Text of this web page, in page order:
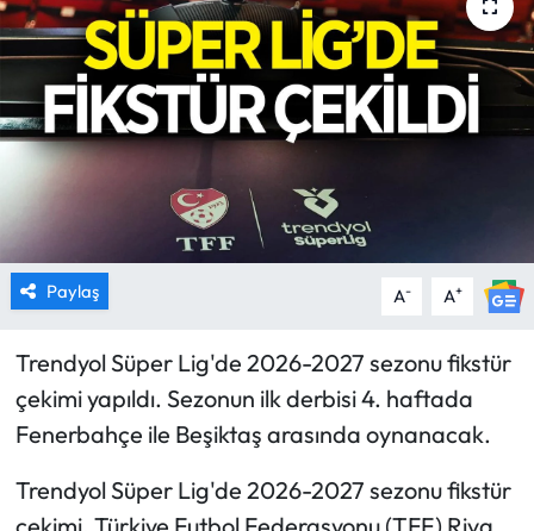
Paylaş A- A+
Trendyol Süper Lig'de 2026-2027 sezonu fikstür
çekimi yapıldı. Sezonun ilk derbisi 4. haftada
Fenerbahçe ile Beşiktaş arasında oynanacak.
Trendyol Süper Lig'de 2026-2027 sezonu fikstür
SPOR
TARIM
RESMİ İLANLAR
HABER İLAN